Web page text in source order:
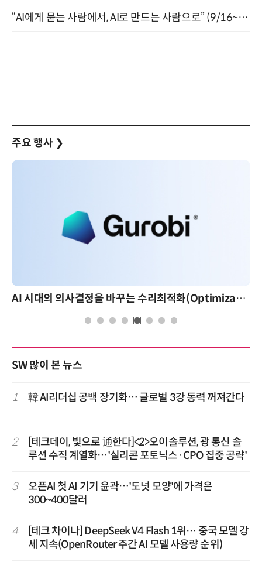
“AI에게 묻는 사람에서, AI로 만드는 사람으로” (9/16~17)
주요 행사 ❯
AI 시대의 의사결정을 바꾸는 수리최적화(Optimization): 실제 산업 적용 사례와 활용 전략
SW 많이 본 뉴스
1 韓 AI리더십 공백 장기화… 글로벌 3강 동력 꺼져간다
2
[테크데이, 빛으로 通한다]<2>오이솔루션, 광 통신 솔
루션 수직 계열화…'실리콘 포토닉스·CPO 집중 공략'
3
오픈AI 첫 AI 기기 윤곽…'도넛 모양'에 가격은
300~400달러
4
[테크 차이나] DeepSeek V4 Flash 1위… 중국 모델 강
세 지속(OpenRouter 주간 AI 모델 사용량 순위)